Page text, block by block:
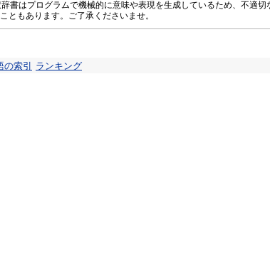
書はプログラムで機械的に意味や表現を生成しているため、不適切
ともあります。ご了承くださいませ。
の索引 ランキング